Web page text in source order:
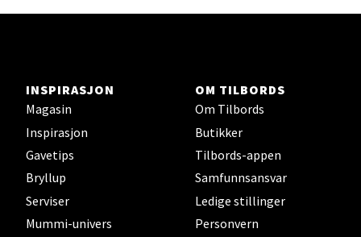
INSPIRASJON
Magasin
Inspirasjon
Gavetips
Bryllup
Serviser
Mummi-univers
OM TILBORDS
Om Tilbords
Butikker
Tilbords-appen
Samfunnsansvar
Ledige stillinger
Personvern
Ski Storsenter, Jernbanesvingen 6, 1400 Ski
Åpent i dag 10-21
0 i butikk